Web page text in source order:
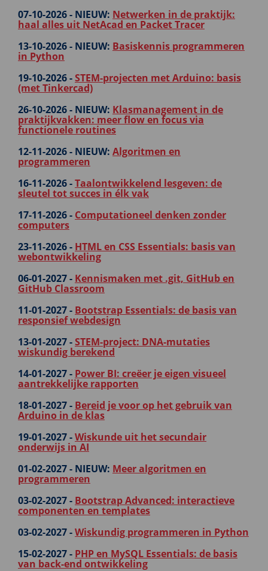
07-10-2026 - NIEUW: Netwerken in de praktijk:
haal alles uit NetAcad en Packet Tracer
13-10-2026 - NIEUW: Basiskennis programmeren
in Python
19-10-2026 -STEM-projecten met Arduino: basis
(met Tinkercad)
26-10-2026 - NIEUW: Klasmanagement in de
praktijkvakken: meer flow en focus via
functionele routines
12-11-2026 - NIEUW: Algoritmen en
programmeren
16-11-2026 -Taalontwikkelend lesgeven: de
sleutel tot succes in élk vak
17-11-2026 - Computationeel denken zonder
computers
23-11-2026 - HTML en CSS Essentials: basis van
webontwikkeling
06-01-2027 - Kennismaken met .git, GitHub en
GitHub Classroom
11-01-2027 - Bootstrap Essentials: de basis van
responsief webdesign
13-01-2027 -STEM-project: DNA-mutaties
wiskundig berekend
14-01-2027 - Power BI: creëer je eigen visueel
aantrekkelijke rapporten
18-01-2027 - Bereid je voor op het gebruik van
Arduino in de klas
19-01-2027 -Wiskunde uit het secundair
onderwijs in AI
01-02-2027 - NIEUW: Meer algoritmen en
programmeren
03-02-2027 - Bootstrap Advanced: interactieve
componenten en templates
03-02-2027 -Wiskundig programmeren in Python
15-02-2027 - PHP en MySQL Essentials: de basis
van back-end ontwikkeling